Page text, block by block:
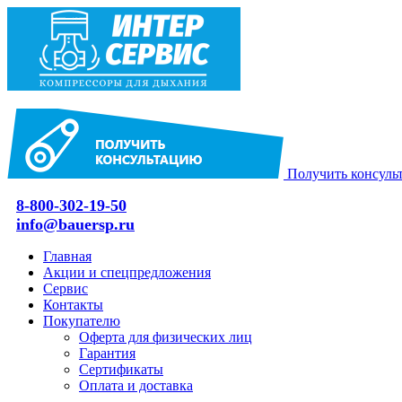
Получить
8-800-302-19-50
info@bauersp.ru
Главная
Акции и спецпредложения
Сервис
Контакты
Покупателю
Оферта для физических лиц
Гарантия
Сертификаты
Оплата и доставка